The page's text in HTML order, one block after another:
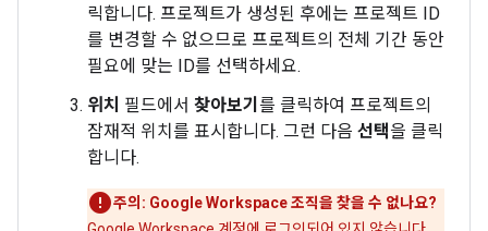
릭합니다. 프로젝트가 생성된 후에는 프로젝트 ID
를 변경할 수 없으므로 프로젝트의 전체 기간 동안
필요에 맞는 ID를 선택하세요.
위치 필드에서 찾아보기 를 클릭하여 프로젝트의
잠재적 위치를 표시합니다. 그런 다음 선택을 클릭
합니다.
주의: Google Workspace 조직을 찾을 수 없나요?